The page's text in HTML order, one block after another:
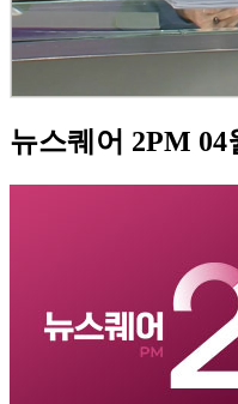
뉴스퀘어 2PM 04